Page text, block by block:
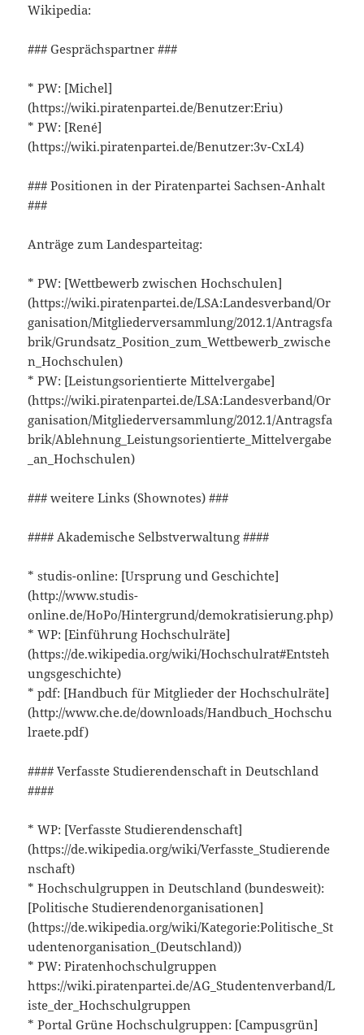
Wikipedia:
### Gesprächspartner ###
* PW: [Michel]
(https://wiki.piratenpartei.de/Benutzer:Eriu)
* PW: [René]
(https://wiki.piratenpartei.de/Benutzer:3v-CxL4)
### Positionen in der Piratenpartei Sachsen-Anhalt
###
Anträge zum Landesparteitag:
* PW: [Wettbewerb zwischen Hochschulen]
(https://wiki.piratenpartei.de/LSA:Landesverband/Or
ganisation/Mitgliederversammlung/2012.1/Antragsfa
brik/Grundsatz_Position_zum_Wettbewerb_zwische
n_Hochschulen)
* PW: [Leistungsorientierte Mittelvergabe]
(https://wiki.piratenpartei.de/LSA:Landesverband/Or
ganisation/Mitgliederversammlung/2012.1/Antragsfa
brik/Ablehnung_Leistungsorientierte_Mittelvergabe
_an_Hochschulen)
### weitere Links (Shownotes) ###
#### Akademische Selbstverwaltung ####
* studis-online: [Ursprung und Geschichte]
(http://www.studis-
online.de/HoPo/Hintergrund/demokratisierung.php)
* WP: [Einführung Hochschulräte]
(https://de.wikipedia.org/wiki/Hochschulrat#Entsteh
ungsgeschichte)
* pdf: [Handbuch für Mitglieder der Hochschulräte]
(http://www.che.de/downloads/Handbuch_Hochschu
lraete.pdf)
#### Verfasste Studierendenschaft in Deutschland
####
* WP: [Verfasste Studierendenschaft]
(https://de.wikipedia.org/wiki/Verfasste_Studierende
nschaft)
* Hochschulgruppen in Deutschland (bundesweit):
[Politische Studierendenorganisationen]
(https://de.wikipedia.org/wiki/Kategorie:Politische_St
udentenorganisation_(Deutschland))
* PW: Piratenhochschulgruppen
https://wiki.piratenpartei.de/AG_Studentenverband/L
iste_der_Hochschulgruppen
* Portal Grüne Hochschulgruppen: [Campusgrün]